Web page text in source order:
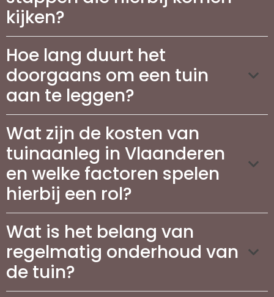
kijken?
Hoe lang duurt het
doorgaans om een tuin
aan te leggen?
Wat zijn de kosten van
tuinaanleg in Vlaanderen
en welke factoren spelen
hierbij een rol?
Wat is het belang van
regelmatig onderhoud van
de tuin?